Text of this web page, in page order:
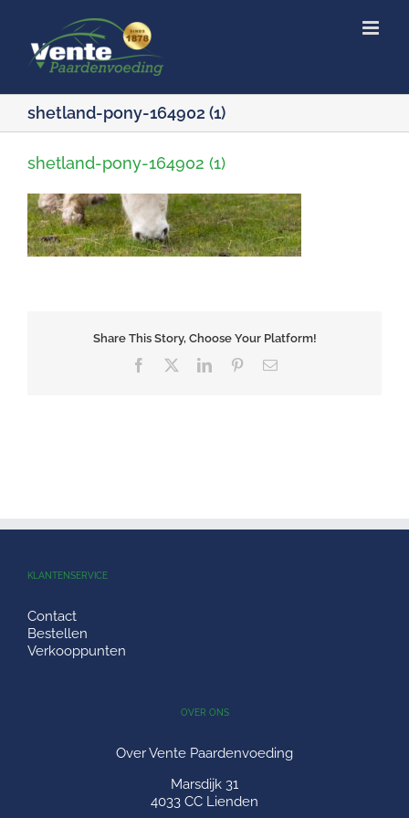
inhoud
shetland-pony-164902 (1)
shetland-pony-164902 (1)
Share This Story, Choose Your Platform!
Facebook LinkedInPinterest
E-
KLANTENSERVICE
Contact
Bestellen
Verkooppunten
OVER ONS
Over Vente Paardenvoeding
Marsdijk 31
4033 CC Lienden